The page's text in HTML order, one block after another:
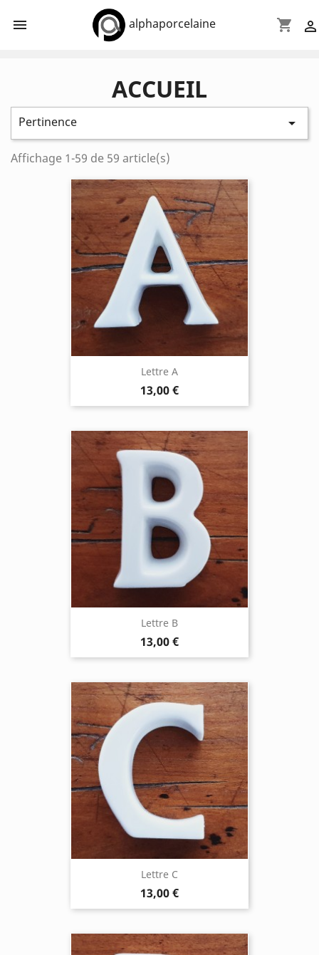
 alphaporcelaine shopping_cart 
ACCUEIL
Pertinence 
Affichage 1-59 de 59 article(s)
Lettre A
13,00 €
Lettre B
13,00 €
Lettre C
13,00 €